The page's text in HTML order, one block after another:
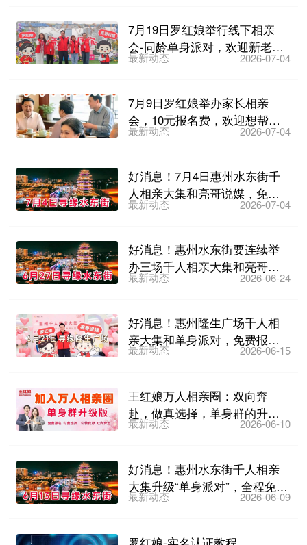
7月19日罗红娘举行线下相亲
会-同龄单身派对，欢迎新老会
员报名
最新动态 2026-07-04
7月9日罗红娘举办家长相亲
会，10元报名费，欢迎想帮子
女找对象的家长们参加~
最新动态 2026-07-04
好消息！7月4日惠州水东街千
人相亲大集和亮哥说媒，免费
报名~
最新动态 2026-07-04
好消息！惠州水东街要连续举
办三场千人相亲大集和亮哥说
媒，6月27日第一场免费...
最新动态 2026-06-24
好消息！惠州隆生广场千人相
亲大集和单身派对，免费报
名，6月21日下午3点不见...
最新动态 2026-06-15
王红娘万人相亲圈：双向奔
赴，做真选择，单身群的升级
版，非常理想的线上相亲模式...
最新动态 2026-06-10
好消息！惠州水东街千人相亲
大集升级“单身派对”，全程免
费，6月13日晚不见不...
最新动态 2026-06-09